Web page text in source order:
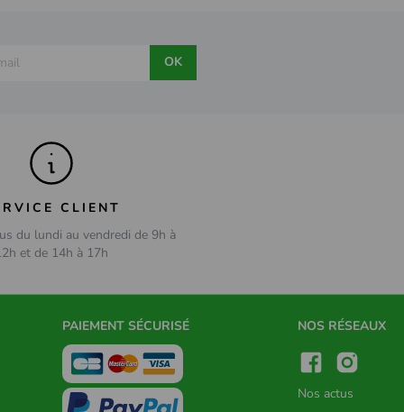
OK
CLIENT
du lundi au vendredi de 9h à
et de 14h à 17h
PAIEMENT SÉCURISÉ NOS RÉSEAUX
Nos actus